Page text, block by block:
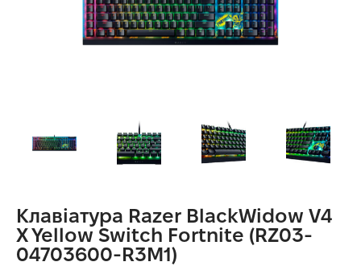
Клавіатура Razer BlackWidow V4
X Yellow Switch Fortnite (RZ03-
04703600-R3M1)